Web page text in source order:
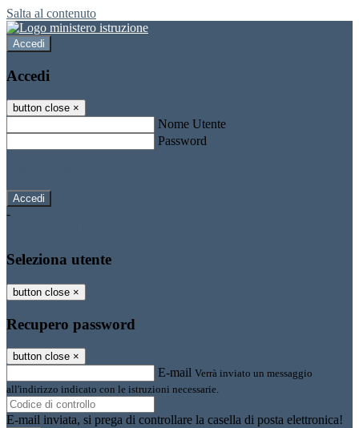
Salta al contenuto
Accedi
Accedi
button close ×
Nome Utente
Password
-
Seleziona utente
button close ×
Recupero password
button close ×
E-mail Verrà inviato un messaggio
all'indirizzo indicato con le istruzioni necessarie.
E-mail inviata, si prega di controllare la casella di posta elettronica!